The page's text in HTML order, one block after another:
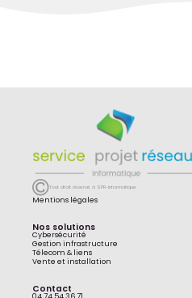
Tout droit réservé à SPR-informatique
Mentions légales
Nos solutions
Cybersécurité
Gestion infrastructure
Télecom & liens
Vente et installation
Contact